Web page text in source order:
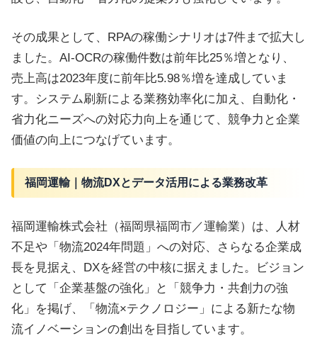
その成果として、RPAの稼働シナリオは7件まで拡大し
ました。AI-OCRの稼働件数は前年比25％増となり、
売上高は2023年度に前年比5.98％増を達成していま
す。システム刷新による業務効率化に加え、自動化・
省力化ニーズへの対応力向上を通じて、競争力と企業
価値の向上につなげています。
福岡運輸｜物流DXとデータ活用による業務改革
福岡運輸株式会社（福岡県福岡市／運輸業）は、人材
不足や「物流2024年問題」への対応、さらなる企業成
長を見据え、DXを経営の中核に据えました。ビジョン
として「企業基盤の強化」と「競争力・共創力の強
化」を掲げ、「物流×テクノロジー」による新たな物
流イノベーションの創出を目指しています。